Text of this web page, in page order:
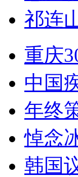
祁连
重庆
中国
年终
悼念
韩国